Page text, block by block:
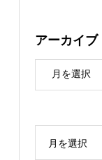
アーカイブ
月を選択